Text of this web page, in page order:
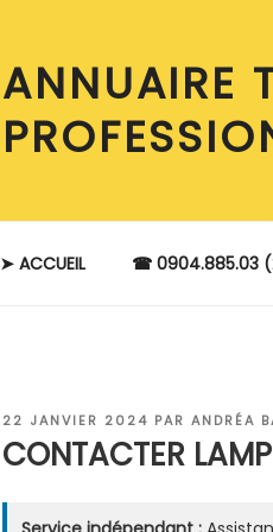
ANNUAIRE
➤ ACCUEIL ☎
PUBLIÉ
LE
22 JANVIER 2024 PAR ANDRÉA
CONTACTER